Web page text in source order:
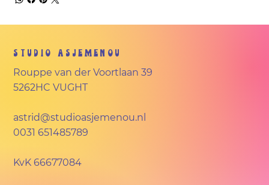
Studio Asjemenou
Rouppe van der Voortlaan 39
5262HC VUGHT
astrid@studioasjemenou.nl
0031 651485789
KvK66677084